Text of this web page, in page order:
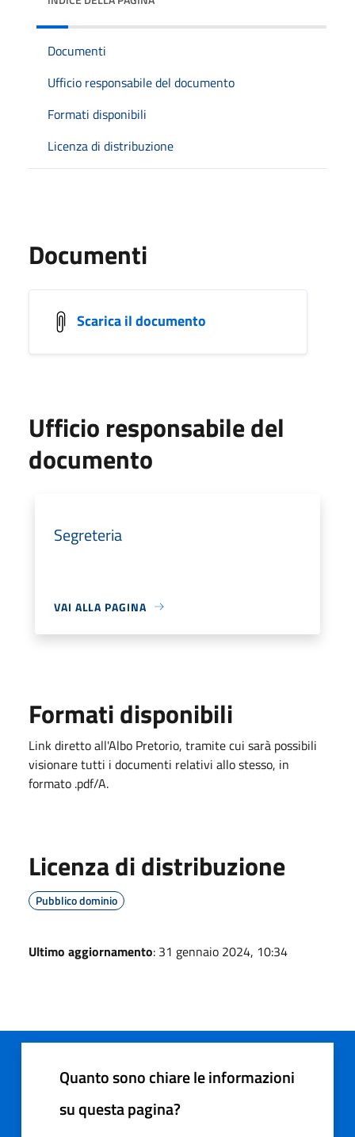
Documenti
Ufficio responsabile del documento
Formati disponibili
Licenza di distribuzione
Documenti
Scarica il documento
Ufficio responsabile del
documento
Segreteria
VAI ALLA PAGINA
Formati disponibili
Link diretto all'Albo Pretorio, tramite cui sarà possibili
visionare tutti i documenti relativi allo stesso, in
formato .pdf/A.
Licenza di distribuzione
Pubblico dominio
Ultimo aggiornamento: 31 gennaio 2024, 10:34
Quanto sono chiare le informazioni
su questa pagina?